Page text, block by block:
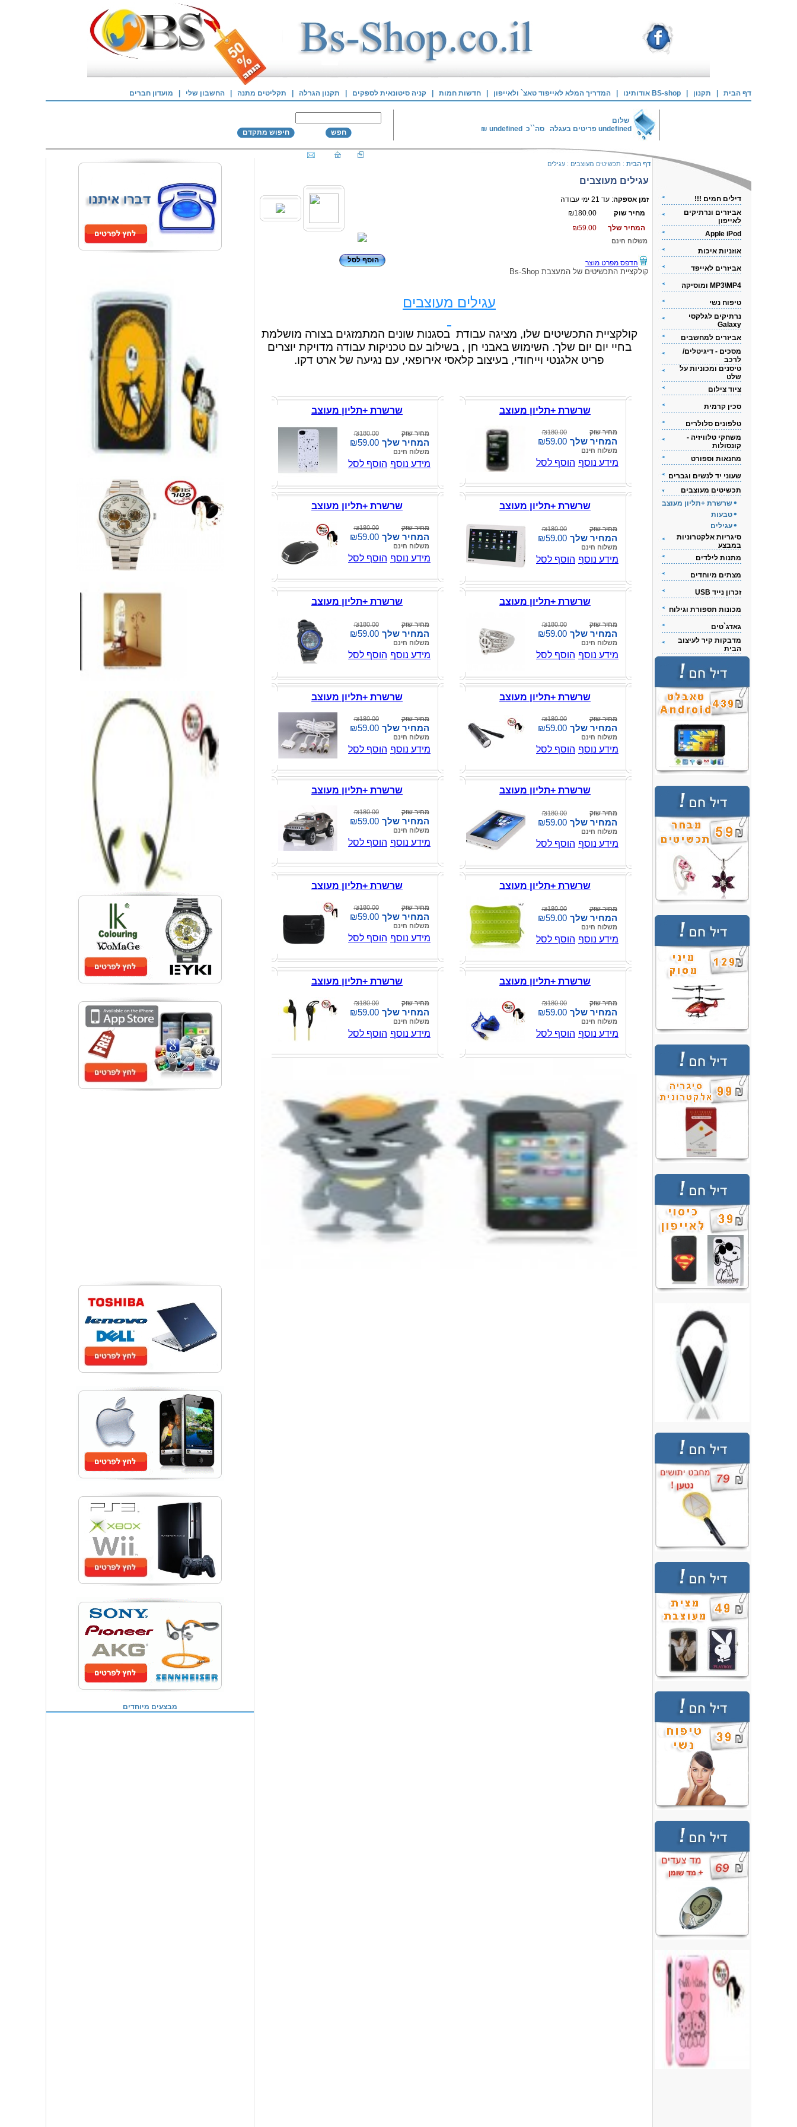
דף הבית תקנון אודותינו BS-shop המדריך המלא לאייפוד טאצ` ולאייפון חדשות חמות קניה סיטונאית לספקים תקנון הגרלה תקליטים מתנה החשבון שלי מועדון חברים
שלום
undefined פריטים בעגלה סה``כ undefined
₪ חפש חיפוש מתקדם
מבצעים מיוחדים
דף הבית : תכשיטים מעוצבים : עגילים
הוסף לסל
עגילים מעוצבים
זמן אספקה: עד 21 ימי עבודה
₪180.00
מחיר שוק
₪59.00
המחיר שלך
משלוח חינם
הדפס מפרט מוצר
קולקציית התכשיטים של המעצבת Bs-Shop
עגילים מעוצבים
קולקציית התכשיטים שלו, מציגה עבודת בסגנות שונים המתמזגים בצורה מושלמת
בחיי יום יום שלך. השימוש באבני חן , בשילוב עם טכניקות עבודה מדויקת יוצרים
פריט אלגנטי וייחודי, בעיצוב קלאסי אירופאי, עם נגיעה של ארט דקו.
שרשרת +תליון מעוצב
₪180.00 מחיר שוק
₪59.00 המחיר שלך
משלוח חינם
מידע נוסף הוסף לסל
שרשרת +תליון מעוצב
₪180.00 מחיר שוק
₪59.00 המחיר שלך
משלוח חינם
מידע נוסף הוסף לסל
שרשרת +תליון מעוצב
₪180.00 מחיר שוק
₪59.00 המחיר שלך
משלוח חינם
מידע נוסף הוסף לסל
שרשרת +תליון מעוצב
₪180.00 מחיר שוק
₪59.00 המחיר שלך
משלוח חינם
מידע נוסף הוסף לסל
שרשרת +תליון מעוצב
₪180.00 מחיר שוק
₪59.00 המחיר שלך
משלוח חינם
מידע נוסף הוסף לסל
שרשרת +תליון מעוצב
₪180.00 מחיר שוק
₪59.00 המחיר שלך
משלוח חינם
מידע נוסף הוסף לסל
שרשרת +תליון מעוצב
₪180.00 מחיר שוק
₪59.00 המחיר שלך
משלוח חינם
מידע נוסף הוסף לסל
שרשרת +תליון מעוצב
₪180.00 מחיר שוק
₪59.00 המחיר שלך
משלוח חינם
מידע נוסף הוסף לסל
שרשרת +תליון מעוצב
₪180.00 מחיר שוק
₪59.00 המחיר שלך
משלוח חינם
מידע נוסף הוסף לסל
שרשרת +תליון מעוצב
₪180.00 מחיר שוק
₪59.00 המחיר שלך
משלוח חינם
מידע נוסף הוסף לסל
שרשרת +תליון מעוצב
₪180.00 מחיר שוק
₪59.00 המחיר שלך
משלוח חינם
מידע נוסף הוסף לסל
שרשרת +תליון מעוצב
₪180.00 מחיר שוק
₪59.00 המחיר שלך
משלוח חינם
מידע נוסף הוסף לסל
שרשרת +תליון מעוצב
₪180.00 מחיר שוק
₪59.00 המחיר שלך
משלוח חינם
מידע נוסף הוסף לסל
שרשרת +תליון מעוצב
₪180.00 מחיר שוק
₪59.00 המחיר שלך
משלוח חינם
מידע נוסף הוסף לסל
דילים חמים !!!
אביזרים ונרתיקים
לאייפון
Apple iPod
אוזניות איכות
אביזרים לאייפד
MP3\MP4 ומוסיקה
טיפוח נשי
נרתיקים לגלקסי
Galaxy
אביזרים למחשבים
מסכים - דיגיטלים/
לרכב
טיסנים ומכוניות על
שלט
ציוד צילום
סכין קרמית
טלפונים סלולרים
משחקי טלוויזיה -
קונסולות
מחנאות וספורט
שעוני יד לנשים וגברים
תכשיטים מעוצבים
שרשרת +תליון מעוצב
טבעות
עגילים
סיגריות אלקטרוניות
במבצע
מתנות לילדים
מצתים מיוחדים
זכרון נייד USB
מכונות תספורת וגילוח
גאדג`טים
מדבקות קיר לעיצוב
הבית